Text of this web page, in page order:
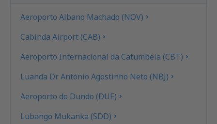
Aeroporto Albano Machado (NOV)
Cabinda Airport (CAB)
Aeroporto Internacional da Catumbela (CBT)
Luanda Dr. António Agostinho Neto (NBJ)
Aeroporto do Dundo (DUE)
Lubango Mukanka (SDD)